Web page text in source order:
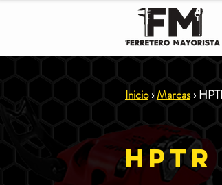
Inicio›Marcas›
HPTR